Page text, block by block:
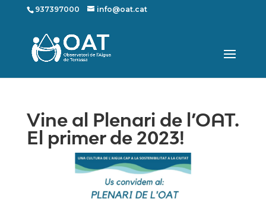
937397000 info@oat.cat
Vine al Plenari de l’OAT.
El primer de 2023!